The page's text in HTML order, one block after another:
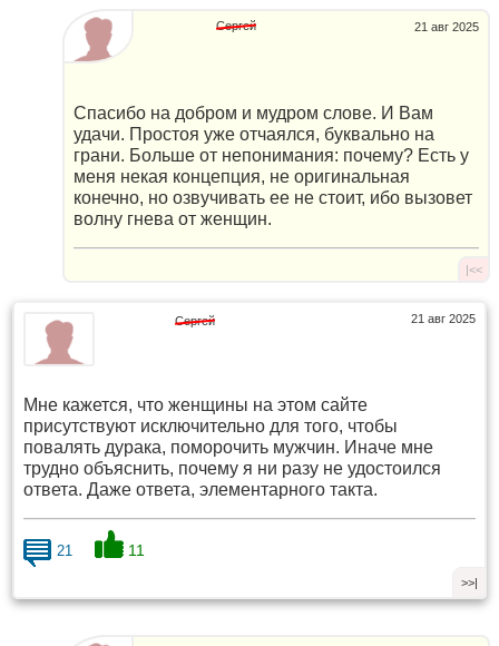
21 авг 2025
Сергей
Спасибо на добром и мудром слове. И Вам
удачи. Простоя уже отчаялся, буквально на
грани. Больше от непонимания: почему? Есть у
меня некая концепция, не оригинальная
конечно, но озвучивать ее не стоит, ибо вызовет
волну гнева от женщин.
|<<
21 авг 2025
Сергей
Мне кажется, что женщины на этом сайте
присутствуют исключительно для того, чтобы
повалять дурака, поморочить мужчин. Иначе мне
трудно объяснить, почему я ни разу не удостоился
ответа. Даже ответа, элементарного такта.
21 11
>>|